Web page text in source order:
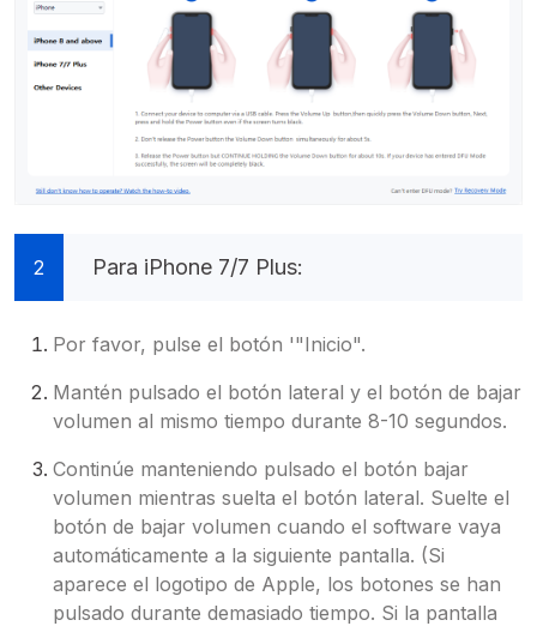
2 Para iPhone 7/7 Plus:
Por favor, pulse el botón '"Inicio".
Mantén pulsado el botón lateral y el botón de bajar
volumen al mismo tiempo durante 8-10 segundos.
Continúe manteniendo pulsado el botón bajar
volumen mientras suelta el botón lateral. Suelte el
botón de bajar volumen cuando el software vaya
automáticamente a la siguiente pantalla. (Si
aparece el logotipo de Apple, los botones se han
pulsado durante demasiado tiempo. Si la pantalla